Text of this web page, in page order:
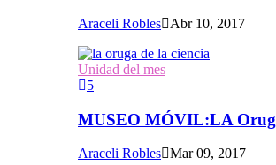
Araceli Robles Abr 10, 2017
Unidad del mes
5
MUSEO MÓVIL:LA
Araceli Robles Mar 09, 2017